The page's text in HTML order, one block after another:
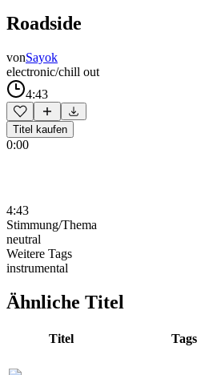
Roadside
vonSayok
electronic/chill out
4:43
Titel kaufen
0:00
4:43
Stimmung/Thema
neutral
Weitere Tags
instrumental
Ähnliche Titel
Titel Tags